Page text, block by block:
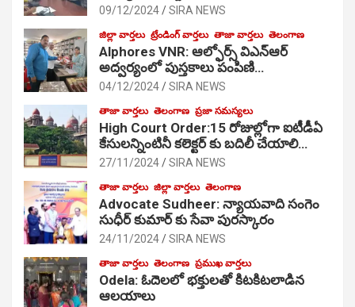
09/12/2024 SIRA NEWS
జిల్లా వార్తలు ట్రేండింగ్ వార్తలు తాజా వార్తలు తెలంగాణ
Alphores VNR: ఆల్ఫోర్స్ విఎన్ఆర్
అద్వర్యంలో పుస్తకాలు పంపిణి…
04/12/2024 SIRA NEWS
తాజా వార్తలు తెలంగాణ ప్రజా సమస్యలు
High Court Order:15 రోజుల్లోగా ఐటీడీఏ
కేసులన్నింటినీ కలెక్టర్ కు బదిలీ చేయాలి…
27/11/2024 SIRA NEWS
తాజా వార్తలు జిల్లా వార్తలు తెలంగాణ
Advocate Sudheer: న్యాయవాది సంగెం
సుధీర్ కుమార్ కు సేవా పురస్కారం
24/11/2024 SIRA NEWS
తాజా వార్తలు తెలంగాణ ప్రముఖ వార్తలు
Odela: ఓదెల‌లో భక్తులతో కిటకిటలాడిన
ఆల‌యాలు